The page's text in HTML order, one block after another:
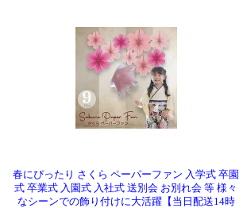
春にぴったり さくら ペーパーファン 入学式 卒園
式 卒業式 入園式 入社式 送別会 お別れ会 等 様々
なシーンでの飾り付けに大活躍【当日配送14時